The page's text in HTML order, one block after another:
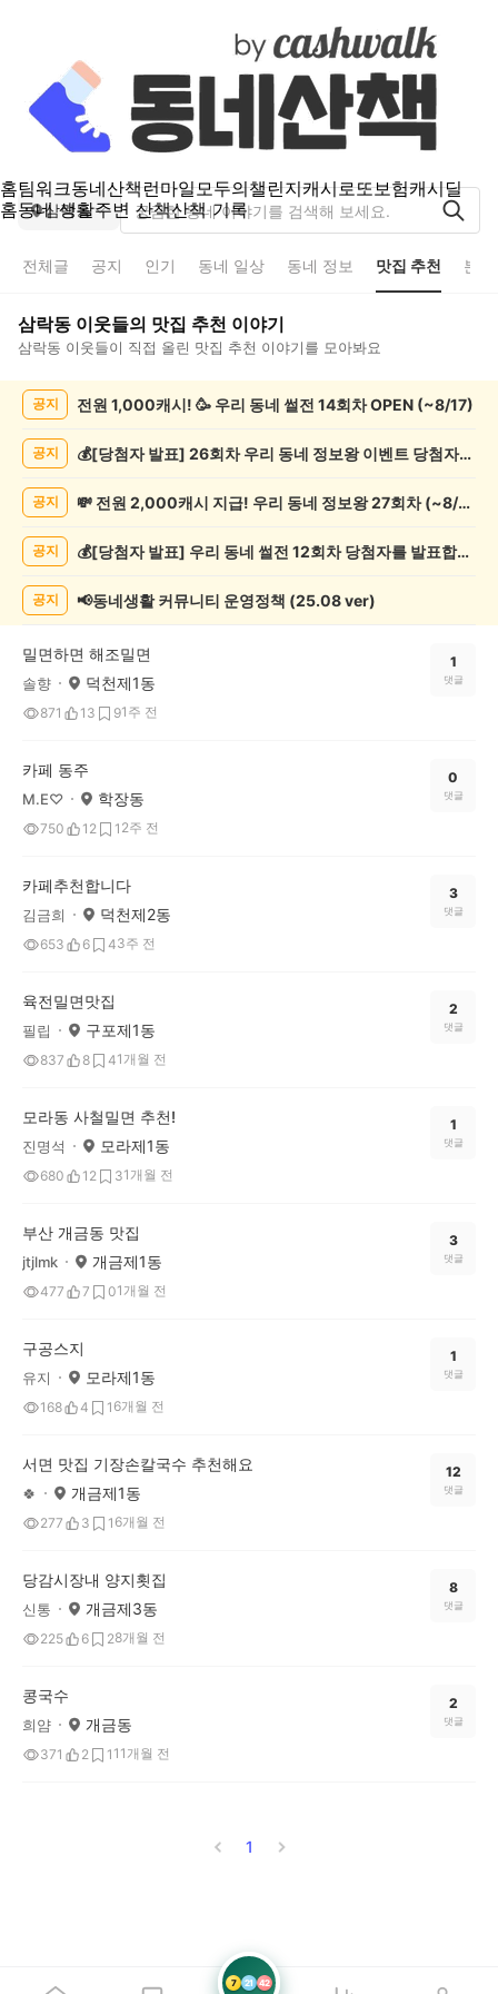
홈팀워크동네산책런마일모두의챌린지캐시로또보험캐시딜
홈동네 생활주변 산책산책 기록
삼락동
전체글 공지 인기 동네 일상 동네 정보 맛집 추천 분
삼락동 이웃들의 맛집 추천 이야기
삼락동 이웃들이 직접 올린 맛집 추천 이야기를 모아봐요
록
공지 전원 1,000캐시! 🥳 우리 동네 썰전 14회차 OPEN (~8/17)
공지 💰[당첨자 발표] 26회차 우리 동네 정보왕 이벤트 당첨자를 발표합니다!
공지 💸 전원 2,000캐시 지급! 우리 동네 정보왕 27회차 (~8/10)
공지 💰[당첨자 발표] 우리 동네 썰전 12회차 당첨자를 발표합니다!
공지 📢동네생활 커뮤니티 운영정책 (25.08 ver)
밀면하면 해조밀면
솔향 덕천제1동
871 13 91주 전
1
댓글
카페 동주
M.E♡ 학장동
750 12 1 2주 전
0
댓글
카페추천합니다
김금희 덕천제2동
653 6 43주 전
3
댓글
육전밀면맛집
필립 구포제1동
837 8 41개월 전
2
댓글
모라동 사철밀면 추천!
진명석 모라제1동
680 12 31개월 전
1
댓글
부산 개금동 맛집
jtjlmk 개금제1동
477 7 01개월 전
3
댓글
구공스지
유지 모라제1동
168 4 1 6개월 전
1
댓글
서면 맛집 기장손칼국수 추천해요
🍀 개금제1동
277 3 1 6개월 전
12
댓글
당감시장내 양지횟집
신통 개금제3동
225 6 28개월 전
8
댓글
콩국수
희얌 개금동
371 2 1 11개월 전
2
댓글
1
7 21 42